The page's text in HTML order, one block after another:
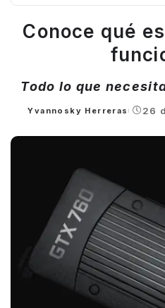
Conoce qué
Todo lo que
Posted
Yvannosky Herreras 26